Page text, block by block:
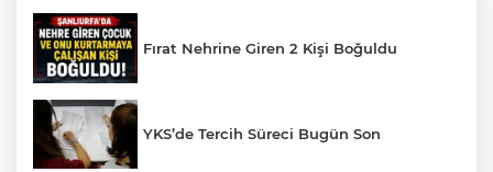
Fırat Nehrine Giren 2 Kişi Boğuldu
YKS’de Tercih Süreci Bugün Son